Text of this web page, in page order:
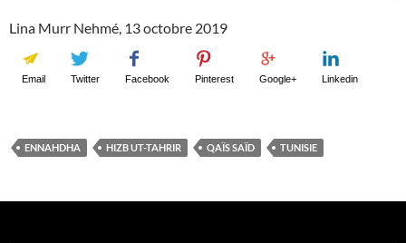
Lina Murr Nehmé, 13 octobre 2019
Email Twitter Facebook Pinterest Google+ Linkedin
ENNAHDHA HIZB UT-TAHRIR QAÏS SAÏD TUNISIE